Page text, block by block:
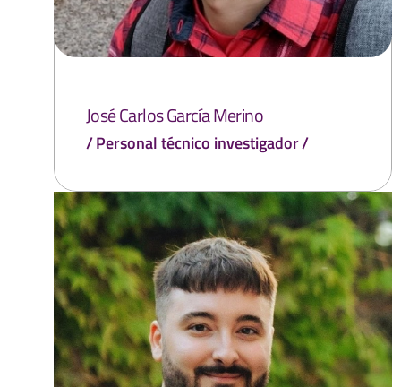
José Carlos García Merino
Personal técnico investigador